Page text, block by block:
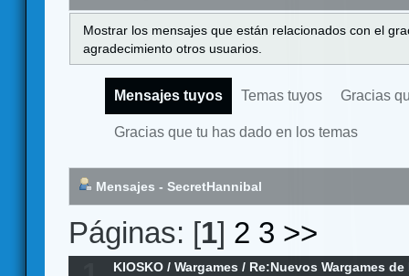
Mostrar los mensajes que están relacionados con el
agradecimiento otros usuarios.
Mensajes tuyos Temas tuyos Gracias
Gracias que tu has dado en los temas
Mensajes - SecretHannibal
Páginas: [1] 2 3 >>
KIOSKO /Wargames / Re:Nuevos Wargames de